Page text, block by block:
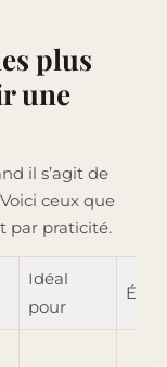
plus
une
il s’agit de
ceux que
par praticité.
Idéal
pour